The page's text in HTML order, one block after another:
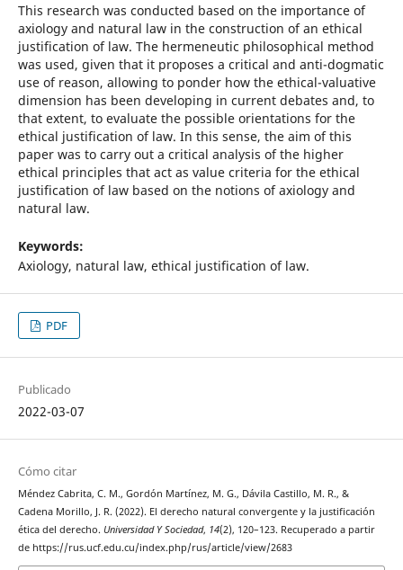
This research was conducted based on the importance of
axiology and natural law in the construction of an ethical
justification of law. The hermeneutic philosophical method
was used, given that it proposes a critical and anti-dogmatic
use of reason, allowing to ponder how the ethical-valuative
dimension has been developing in current debates and, to
that extent, to evaluate the possible orientations for the
ethical justification of law. In this sense, the aim of this
paper was to carry out a critical analysis of the higher
ethical principles that act as value criteria for the ethical
justification of law based on the notions of axiology and
natural law.
Keywords:
Axiology, natural law, ethical justification of law.
PDF
Publicado
2022-03-07
Cómo citar
Méndez Cabrita, C. M., Gordón Martínez, M. G., Dávila Castillo, M. R., &
Cadena Morillo, J. R. (2022). El derecho natural convergente y la justificación
ética del derecho. Universidad Y Sociedad, 14(2), 120–123. Recuperado a partir
de https://rus.ucf.edu.cu/index.php/rus/article/view/2683